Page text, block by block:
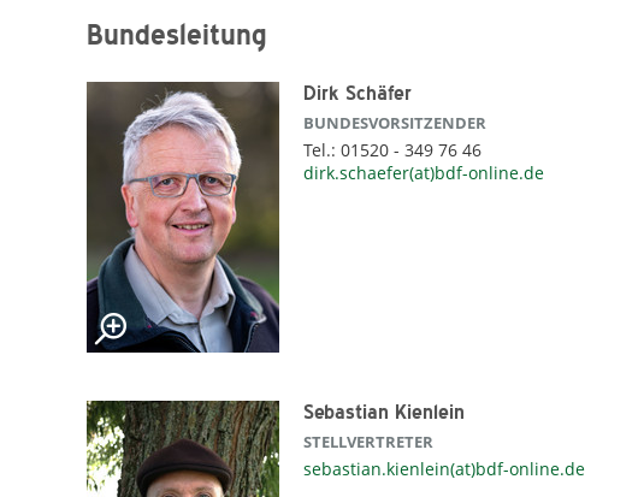
Bundesleitung
Dirk Schäfer
BUNDESVORSITZENDER
Tel.: 01520 - 349 76 46
dirk.schaefer(at)bdf-online.de
Sebastian Kienlein
STELLVERTRETER
sebastian.kienlein(at)bdf-online.de